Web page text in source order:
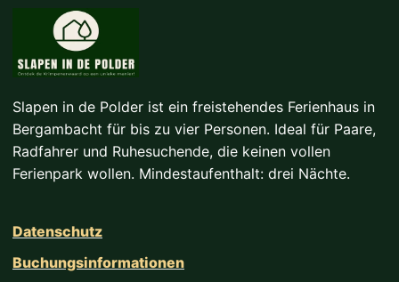
Slapen in de Polder ist ein freistehendes Ferienhaus in
Bergambacht für bis zu vier Personen. Ideal für Paare,
Radfahrer und Ruhesuchende, die keinen vollen
Ferienpark wollen. Mindestaufenthalt: drei Nächte.
Datenschutz
Buchungsinformationen